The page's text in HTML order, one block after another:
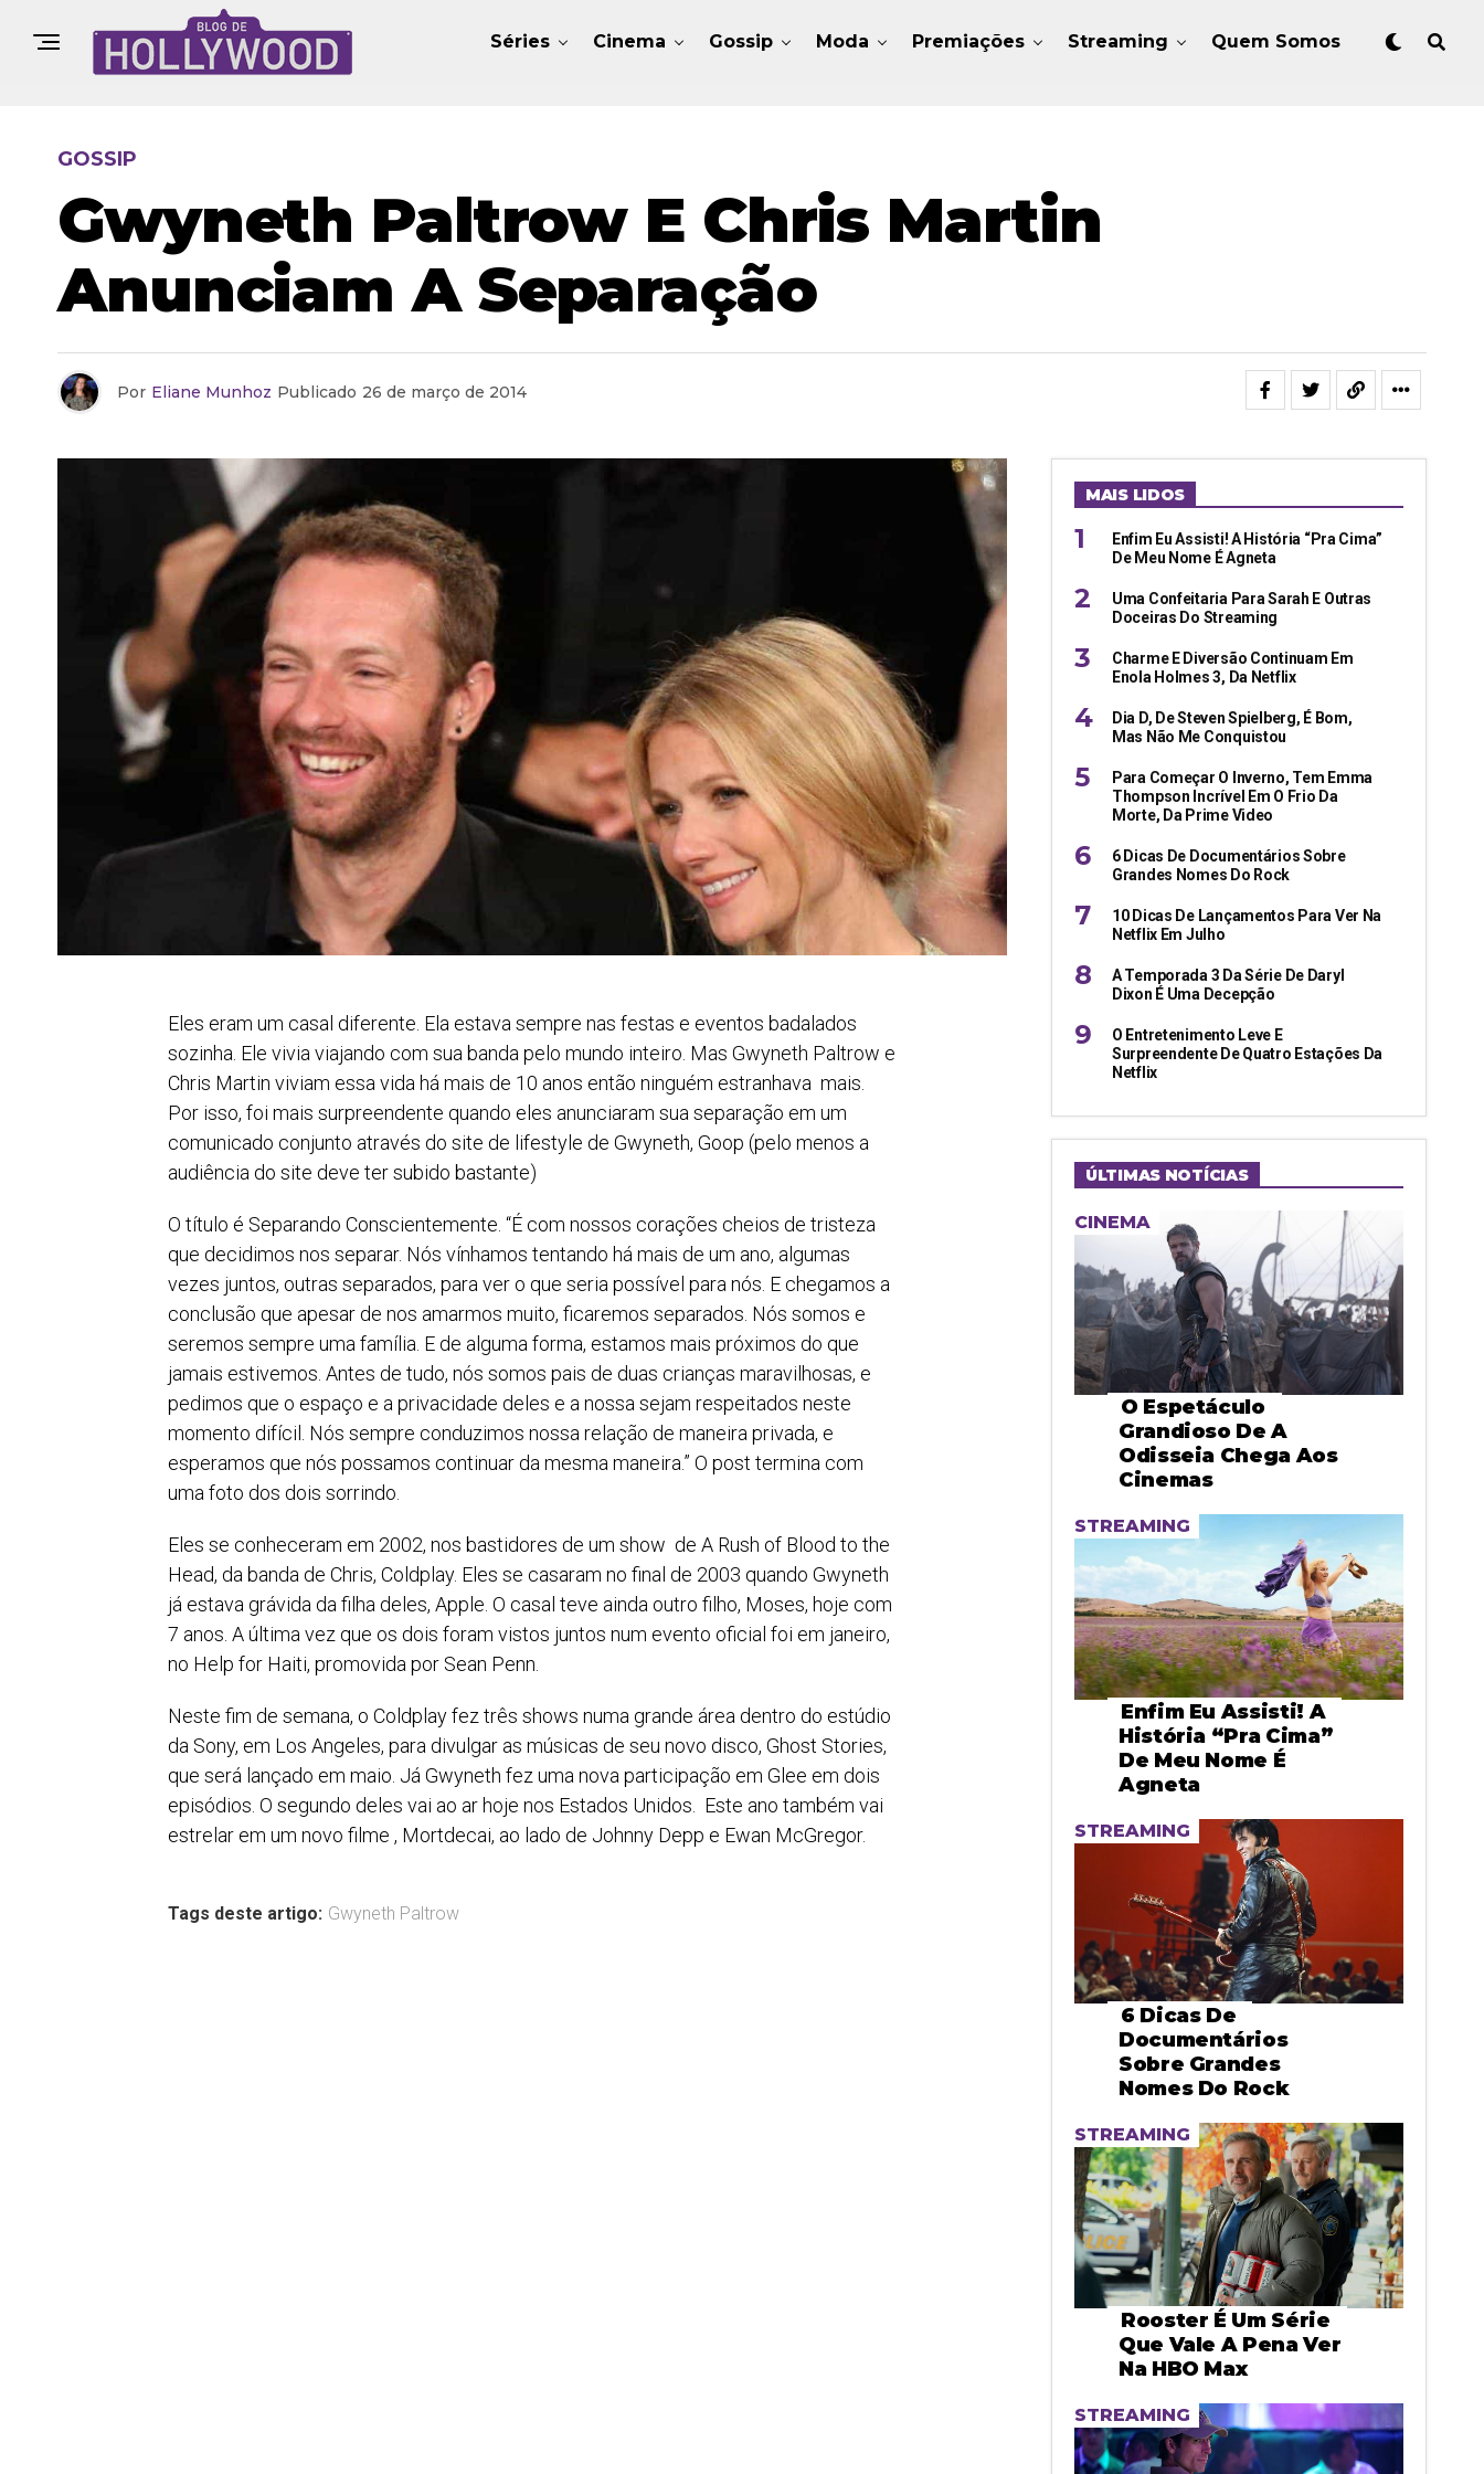
Séries Cinema Gossip Moda Premiações Streaming Quem Somos
GOSSIP
Gwyneth Paltrow E Chris Martin
Anunciam A Separação
Por Eliane Munhoz Publicado 26 de março de 2014
Eles eram um casal diferente. Ela estava sempre nas festas e eventos badalados
sozinha. Ele vivia viajando com sua banda pelo mundo inteiro. Mas Gwyneth Paltrow e
Chris Martin viviam essa vida há mais de 10 anos então ninguém estranhava mais.
Por isso, foi mais surpreendente quando eles anunciaram sua separação em um
comunicado conjunto através do site de lifestyle de Gwyneth, Goop (pelo menos a
audiência do site deve ter subido bastante)
O título é Separando Conscientemente. “É com nossos corações cheios de tristeza
que decidimos nos separar. Nós vínhamos tentando há mais de um ano, algumas
vezes juntos, outras separados, para ver o que seria possível para nós. E chegamos a
conclusão que apesar de nos amarmos muito, ficaremos separados. Nós somos e
seremos sempre uma família. E de alguma forma, estamos mais próximos do que
jamais estivemos. Antes de tudo, nós somos pais de duas crianças maravilhosas, e
pedimos que o espaço e a privacidade deles e a nossa sejam respeitados neste
momento difícil. Nós sempre conduzimos nossa relação de maneira privada, e
esperamos que nós possamos continuar da mesma maneira.” O post termina com
uma foto dos dois sorrindo.
Eles se conheceram em 2002, nos bastidores de um show de A Rush of Blood to the
Head, da banda de Chris, Coldplay. Eles se casaram no final de 2003 quando Gwyneth
já estava grávida da filha deles, Apple. O casal teve ainda outro filho, Moses, hoje com
7 anos. A última vez que os dois foram vistos juntos num evento oficial foi em janeiro,
no Help for Haiti, promovida por Sean Penn.
Neste fim de semana, o Coldplay fez três shows numa grande área dentro do estúdio
da Sony, em Los Angeles, para divulgar as músicas de seu novo disco, Ghost Stories,
que será lançado em maio. Já Gwyneth fez uma nova participação em Glee em dois
episódios. O segundo deles vai ao ar hoje nos Estados Unidos. Este ano também vai
estrelar em um novo filme , Mortdecai, ao lado de Johnny Depp e Ewan McGregor.
Tags deste artigo: Gwyneth Paltrow
MAIS LIDOS
Enfim Eu Assisti! A História “pra Cima”
De Meu Nome É Agneta
Uma Confeitaria Para Sarah E Outras
Doceiras Do Streaming
Charme E Diversão Continuam Em
Enola Holmes 3, Da Netflix
Dia D, De Steven Spielberg, É Bom,
Mas Não Me Conquistou
Para Começar O Inverno, Tem Emma
Thompson Incrível Em O Frio Da
Morte, Da Prime Video
6 Dicas De Documentários Sobre
Grandes Nomes Do Rock
10 Dicas De Lançamentos Para Ver Na
Netflix Em Julho
A Temporada 3 Da Série De Daryl
Dixon É Uma Decepção
O Entretenimento Leve E
Surpreendente De Quatro Estações Da
Netflix
ÚLTIMAS NOTÍCIAS
CINEMA
O Espetáculo
Grandioso De A
Odisseia Chega Aos
Cinemas
STREAMING
Enfim Eu Assisti! A
História “pra Cima”
De Meu Nome É
Agneta
STREAMING
6 Dicas De
Documentários
Sobre Grandes
Nomes Do Rock
STREAMING
Rooster É Um Série
Que Vale A Pena Ver
Na HBO Max
STREAMING